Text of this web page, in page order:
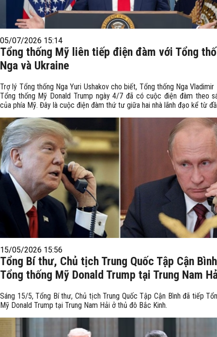
05/07/2026 15:14
Tổng thống Mỹ liên tiếp điện đàm với Tổng
Nga và Ukraine
Trợ lý Tổng thống Nga Yuri Ushakov cho biết, Tổng thống Nga Vladimir
Tổng thống Mỹ Donald Trump ngày 4/7 đã có cuộc điện đàm theo
của phía Mỹ. Đây là cuộc điện đàm thứ tư giữa hai nhà lãnh đạo kể từ
15/05/2026 15:56
Tổng Bí thư, Chủ tịch Trung Quốc Tập Cận
Tổng thống Mỹ Donald Trump tại Trung Nam
Sáng 15/5, Tổng Bí thư, Chủ tịch Trung Quốc Tập Cận Bình đã tiếp
Mỹ Donald Trump tại Trung Nam Hải ở thủ đô Bắc Kinh.